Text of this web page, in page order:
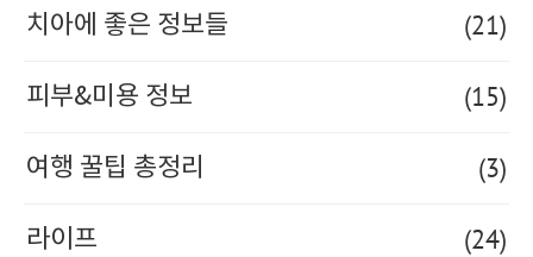
치아에 좋은 정보들 (21)
피부&미용 정보 (15)
여행 꿀팁 총정리 (3)
라이프 (24)